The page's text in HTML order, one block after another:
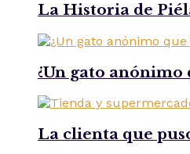
La Historia de
¿Un gato anónimo
La clienta que